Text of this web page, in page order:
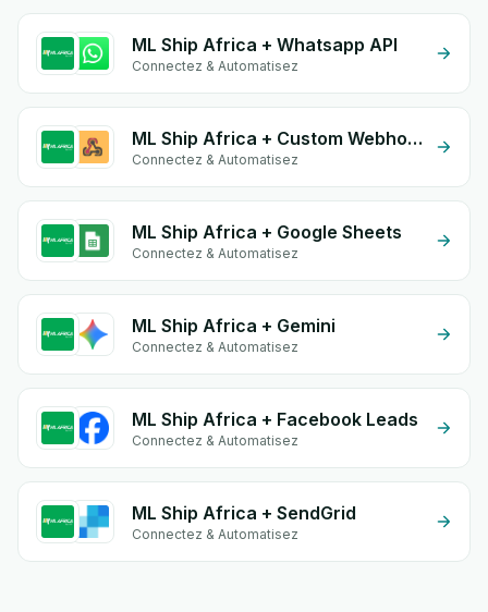
ML Ship Africa + Whatsapp API
Connectez & Automatisez
ML Ship Africa + Custom Webhook
Connectez & Automatisez
ML Ship Africa + Google Sheets
Connectez & Automatisez
ML Ship Africa + Gemini
Connectez & Automatisez
ML Ship Africa + Facebook Leads
Connectez & Automatisez
ML Ship Africa + SendGrid
Connectez & Automatisez